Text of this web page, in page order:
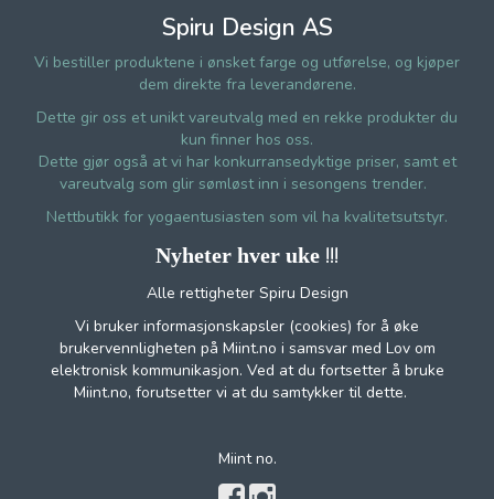
Spiru Design AS
Vi bestiller produktene i ønsket farge og utførelse, og kjøper
dem direkte fra leverandørene.
Dette gir oss et unikt vareutvalg med en rekke produkter du
kun finner hos oss.
Dette gjør også at vi har konkurransedyktige priser, samt et
vareutvalg som glir sømløst inn i sesongens trender.
Nettbutikk for yogaentusiasten som vil ha kvalitetsutstyr.
Nyheter hver uke !!!
Alle rettigheter Spiru Design
Vi bruker informasjonskapsler (cookies) for å øke
brukervennligheten på Miint.no i samsvar med Lov om
elektronisk kommunikasjon. Ved at du fortsetter å bruke
Miint.no, forutsetter vi at du samtykker til dette.
Miint no.